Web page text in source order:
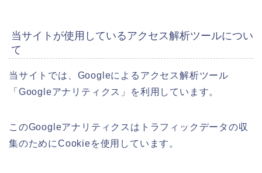
当サイトが使用しているアクセス解析ツールについ
て
当サイトでは、Googleによるアクセス解析ツール
「Googleアナリティクス」を利用しています。
このGoogleアナリティクスはトラフィックデータの収
集のためにCookieを使用しています。